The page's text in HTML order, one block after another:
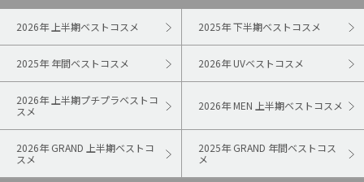
2026年 上半期ベストコスメ 2025年 下半期ベストコスメ
2025年 年間ベストコスメ 2026年 UVベストコスメ
2026年 上半期プチプラベストコ
スメ
2026年 MEN 上半期ベストコスメ
2026年 GRAND 上半期ベストコ
スメ
2025年 GRAND 年間ベストコス
メ